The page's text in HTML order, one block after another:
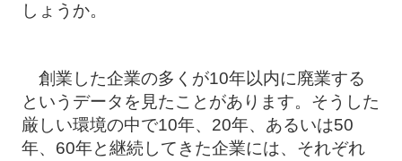
しょうか。
創業した企業の多くが10年以内に廃業する
というデータを見たことがあります。そうした
厳しい環境の中で10年、20年、あるいは50
年、60年と継続してきた企業には、それぞれ